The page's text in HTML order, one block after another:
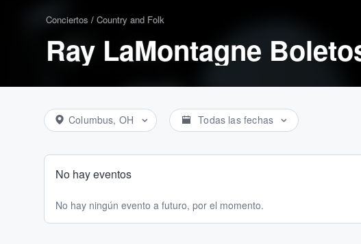
Conciertos / Country and Folk
Ray LaMontagne
Columbus, OH Todas las fechas
No hay eventos
No hay ningún evento a futuro, por el momento.